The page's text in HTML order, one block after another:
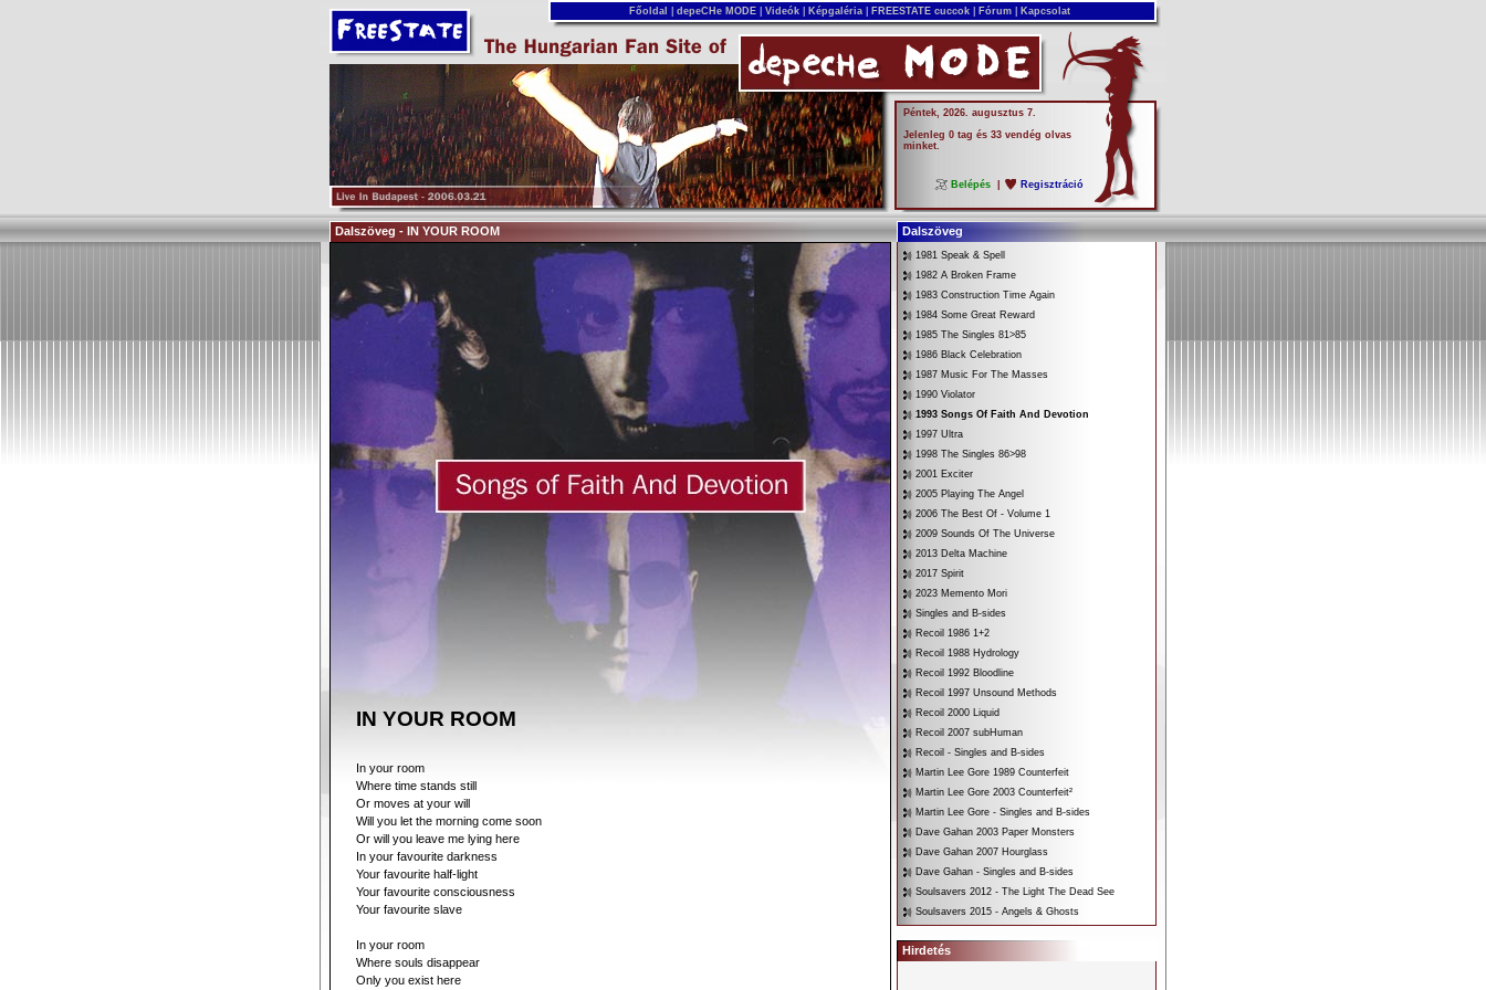
Főoldal depeCHe MODE Videók Képgaléria FREESTATE cuccok Fórum Kapcsolat
Péntek, 2026. augusztus 7.
Jelenleg 0 tag és 33 vendég olvas
minket.
Belépés Regisztráció
Dalszöveg - IN YOUR ROOM Dalszöveg
IN YOUR ROOM
In your room
Where time stands still
Or moves at your will
Will you let the morning come soon
Or will you leave me lying here
In your favourite darkness
Your favourite half-light
Your favourite consciousness
Your favourite slave
In your room
Where souls disappear
Only you exist here
1981 Speak & Spell
1982 A Broken Frame
1983 Construction Time Again
1984 Some Great Reward
1985 The Singles 81>85
1986 Black Celebration
1987 Music For The Masses
1990 Violator
1993 Songs Of Faith And Devotion
1997 Ultra
1998 The Singles 86>98
2001 Exciter
2005 Playing The Angel
2006 The Best Of - Volume 1
2009 Sounds Of The Universe
2013 Delta Machine
2017 Spirit
2023 Memento Mori
Singles and B-sides
Recoil 1986 1+2
Recoil 1988 Hydrology
Recoil 1992 Bloodline
Recoil 1997 Unsound Methods
Recoil 2000 Liquid
Recoil 2007 subHuman
Recoil - Singles and B-sides
Martin Lee Gore 1989 Counterfeit
Martin Lee Gore 2003 Counterfeit²
Martin Lee Gore - Singles and B-sides
Dave Gahan 2003 Paper Monsters
Dave Gahan 2007 Hourglass
Dave Gahan - Singles and B-sides
Soulsavers 2012 - The Light The Dead See
Soulsavers 2015 - Angels & Ghosts
Hirdetés